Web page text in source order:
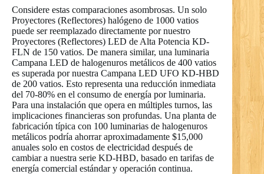
Considere estas comparaciones asombrosas. Un solo
Proyectores (Reflectores) halógeno de 1000 vatios
puede ser reemplazado directamente por nuestro
Proyectores (Reflectores) LED de Alta Potencia KD-
FLN de 150 vatios. De manera similar, una luminaria
Campana LED de halogenuros metálicos de 400 vatios
es superada por nuestra Campana LED UFO KD-HBD
de 200 vatios. Esto representa una reducción inmediata
del 70-80% en el consumo de energía por luminaria.
Para una instalación que opera en múltiples turnos, las
implicaciones financieras son profundas. Una planta de
fabricación típica con 100 luminarias de halogenuros
metálicos podría ahorrar aproximadamente $15,000
anuales solo en costos de electricidad después de
cambiar a nuestra serie KD-HBD, basado en tarifas de
energía comercial estándar y operación continua.